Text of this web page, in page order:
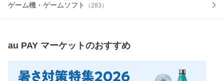
ゲーム機・ゲームソフト （283 ）
au PAY マーケットのおすすめ